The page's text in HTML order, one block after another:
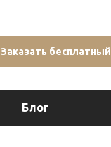
Заказать
Блог